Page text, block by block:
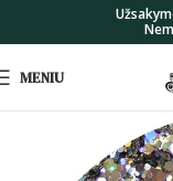
MENIU